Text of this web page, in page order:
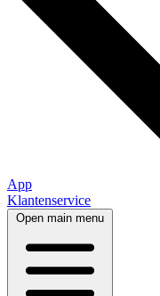
App
Klantenservice
Open main menu